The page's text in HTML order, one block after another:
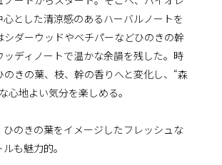
心とした清涼感のあるハーバルノートを
シダーウッドやベチパーなどひのきの幹
ッディノートで温かな余韻を残した。時
のきの葉、枝、幹の香りへと変化し、“森
心地よい気分を楽しめる。
ひのきの葉をイメージしたフレッシュな
も魅力的。